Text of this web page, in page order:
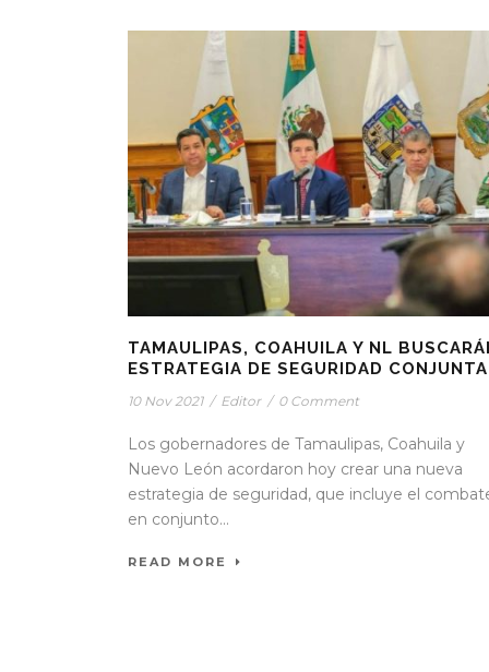
TAMAULIPAS, COAHUILA Y NL
ESTRATEGIA DE SEGURIDAD CONJUNTA
10 Nov 2021 / Editor / 0 Comment
Los gobernadores de Tamaulipas, Coahuila y
Nuevo León acordaron hoy crear una nueva
estrategia de seguridad, que incluye el
en conjunto...
READ MORE